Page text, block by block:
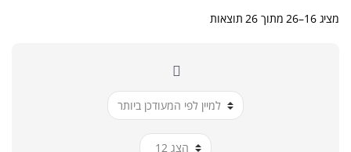
מציג 16–26 מתוך 26 תוצאות
ממוין
ביותר